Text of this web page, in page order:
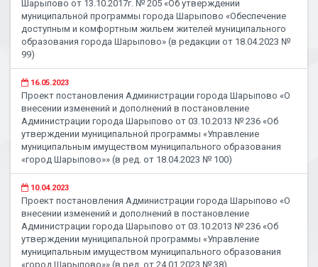
Шарыпово от 13.10.2017г. № 205 «Об утверждении
муниципальной программы города Шарыпово «Обеспечение
доступным и комфортным жильем жителей муниципального
образования города Шарыпово» (в редакции от 18.04.2023 №
99)
16.05.2023
Проект постановления Администрации города Шарыпово «О
внесении изменений и дополнений в постановление
Администрации города Шарыпово от 03.10.2013 № 236 «Об
утверждении муниципальной программы «Управление
муниципальным имуществом муниципального образования
«город Шарыпово»» (в ред. от 18.04.2023 № 100)
10.04.2023
Проект постановления Администрации города Шарыпово «О
внесении изменений и дополнений в постановление
Администрации города Шарыпово от 03.10.2013 № 236 «Об
утверждении муниципальной программы «Управление
муниципальным имуществом муниципального образования
«город Шарыпово»» (в ред. от 24.01.2023 № 38)